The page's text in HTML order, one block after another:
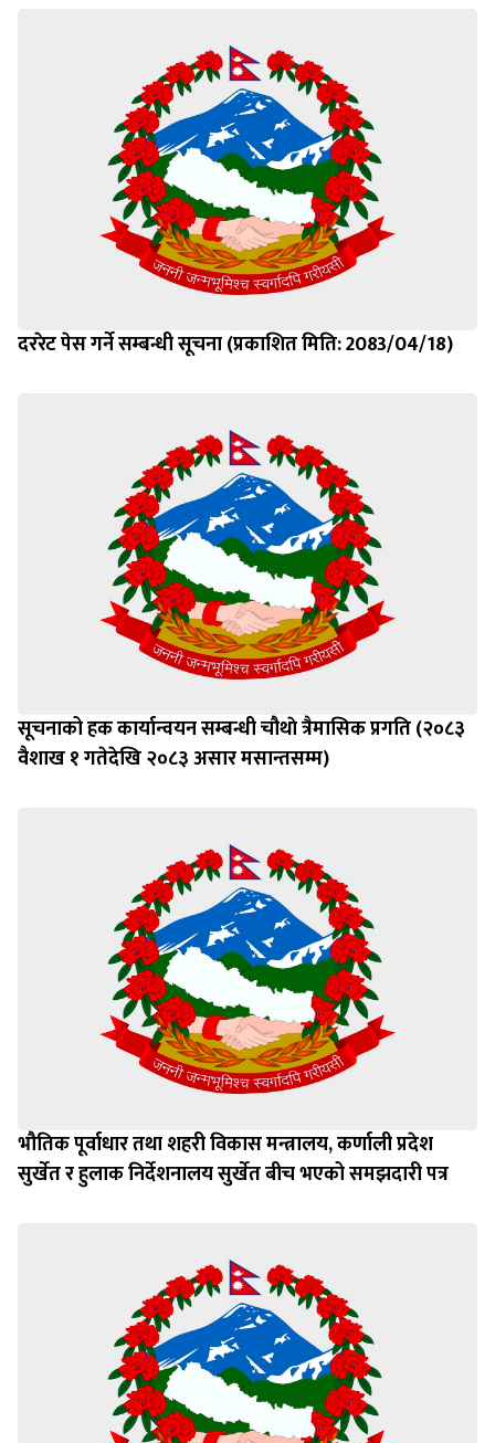
दररेट पेस गर्ने सम्बन्धी सूचना (प्रकाशित मिति: 2083/04/18)
सूचनाको हक कार्यान्वयन सम्बन्धी चौथाे त्रैमासिक प्रगति (२०८३
वैशाख १ गतेदेखि २०८३ असार मसान्तसम्म)
भौतिक पूर्वाधार तथा शहरी विकास मन्त्रालय, कर्णाली प्रदेश
सुर्खेत र हुलाक निर्देशनालय सुर्खेत बीच भएको समझदारी पत्र